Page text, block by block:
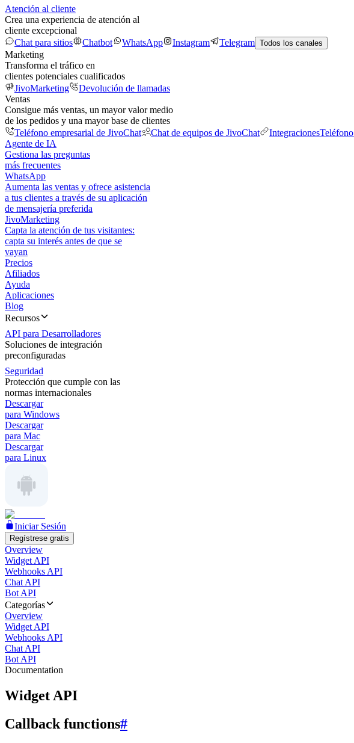
Atención al cliente
Crea una experiencia de atención al
cliente excepcional
Chat para sitios
Chatbot WhatsApp Instagram Telegram Todos los canales
Marketing
Transforma el tráfico en
clientes potenciales cualificados
JivoMarketing
Devolución de llamadas
Ventas
Consigue más ventas, un mayor valor medio
de los pedidos y una mayor base de clientes
Teléfono empresarial de JivoChat
Chat de equipos de JivoChat Integraciones
Agente de IA
Gestiona las preguntas
más frecuentes
WhatsApp
Aumenta las ventas y ofrece asistencia
a tus clientes a través de su aplicación
de mensajería preferida
JivoMarketing
Capta la atención de tus visitantes:
capta su interés antes de que se
vayan
Precios
Afiliados
Ayuda
Aplicaciones
Blog
Recursos
API para Desarrolladores
Soluciones de integración
preconfiguradas
Seguridad
Protección que cumple con las
normas internacionales
Descargar
para Windows
Descargar
para Mac
Descargar
para Linux
Iniciar Sesión
Regístrese gratis
Overview
Widget API
Webhooks API
Chat API
Bot API
Categorías
Overview
Widget API
Webhooks API
Chat API
Bot API
Documentation
Widget API
Callback functions#